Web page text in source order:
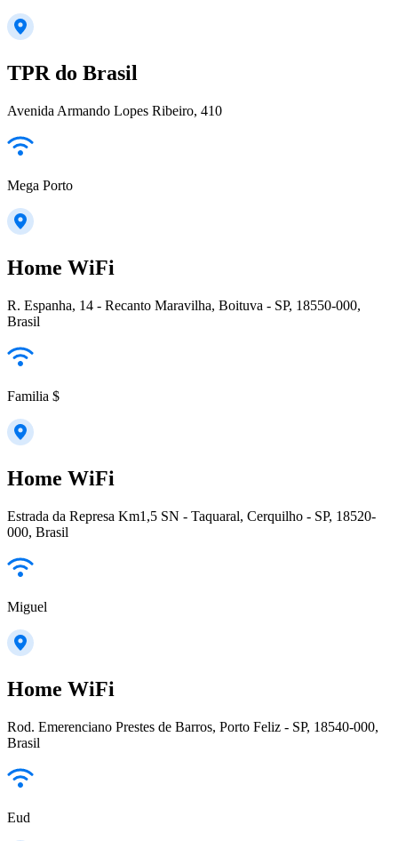
TPR do Brasil
Avenida Armando Lopes Ribeiro, 410
Mega Porto
Home WiFi
R. Espanha, 14 - Recanto Maravilha, Boituva - SP, 18550-000,
Brasil
Familia $
Home WiFi
Estrada da Represa Km1,5 SN - Taquaral, Cerquilho - SP, 18520-
000, Brasil
Miguel
Home WiFi
Rod. Emerenciano Prestes de Barros, Porto Feliz - SP, 18540-000,
Brasil
Eud